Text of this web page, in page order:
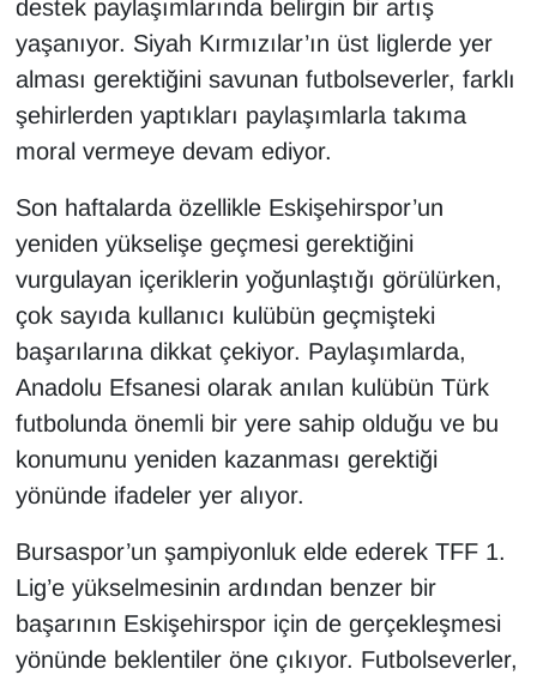
destek paylaşımlarında belirgin bir artış
yaşanıyor. Siyah Kırmızılar’ın üst liglerde yer
alması gerektiğini savunan futbolseverler, farklı
şehirlerden yaptıkları paylaşımlarla takıma
moral vermeye devam ediyor.
Son haftalarda özellikle Eskişehirspor’un
yeniden yükselişe geçmesi gerektiğini
vurgulayan içeriklerin yoğunlaştığı görülürken,
çok sayıda kullanıcı kulübün geçmişteki
başarılarına dikkat çekiyor. Paylaşımlarda,
Anadolu Efsanesi olarak anılan kulübün Türk
futbolunda önemli bir yere sahip olduğu ve bu
konumunu yeniden kazanması gerektiği
yönünde ifadeler yer alıyor.
Bursaspor’un şampiyonluk elde ederek TFF 1.
Lig’e yükselmesinin ardından benzer bir
başarının Eskişehirspor için de gerçekleşmesi
yönünde beklentiler öne çıkıyor. Futbolseverler,